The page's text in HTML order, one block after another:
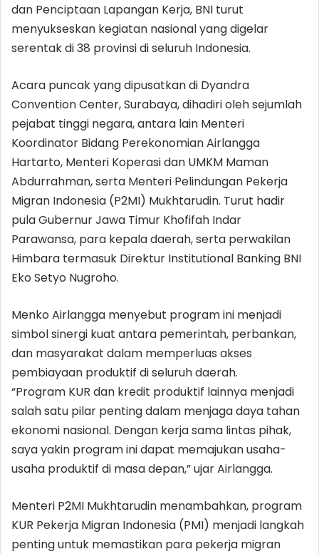
dan Penciptaan Lapangan Kerja, BNI turut
menyukseskan kegiatan nasional yang digelar
serentak di 38 provinsi di seluruh Indonesia.
Acara puncak yang dipusatkan di Dyandra
Convention Center, Surabaya, dihadiri oleh sejumlah
pejabat tinggi negara, antara lain Menteri
Koordinator Bidang Perekonomian Airlangga
Hartarto, Menteri Koperasi dan UMKM Maman
Abdurrahman, serta Menteri Pelindungan Pekerja
Migran Indonesia (P2MI) Mukhtarudin. Turut hadir
pula Gubernur Jawa Timur Khofifah Indar
Parawansa, para kepala daerah, serta perwakilan
Himbara termasuk Direktur Institutional Banking BNI
Eko Setyo Nugroho.
Menko Airlangga menyebut program ini menjadi
simbol sinergi kuat antara pemerintah, perbankan,
dan masyarakat dalam memperluas akses
pembiayaan produktif di seluruh daerah.
“Program KUR dan kredit produktif lainnya menjadi
salah satu pilar penting dalam menjaga daya tahan
ekonomi nasional. Dengan kerja sama lintas pihak,
saya yakin program ini dapat memajukan usaha-
usaha produktif di masa depan,” ujar Airlangga.
Menteri P2MI Mukhtarudin menambahkan, program
KUR Pekerja Migran Indonesia (PMI) menjadi langkah
penting untuk memastikan para pekerja migran